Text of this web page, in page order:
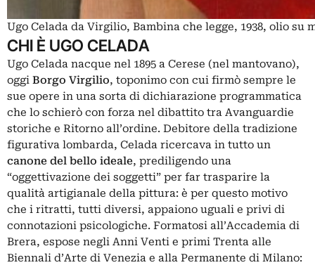
Ugo Celada da Virgilio, Bambina che legge, 1938, olio
CHI È UGO CELADA
Ugo Celada nacque nel 1895 a Cerese (nel mantovano),
oggi Borgo Virgilio, toponimo con cui firmò sempre le
sue opere in una sorta di dichiarazione programmatica
che lo schierò con forza nel dibattito tra Avanguardie
storiche e Ritorno all’ordine. Debitore della tradizione
figurativa lombarda, Celada ricercava in tutto un
canone del bello ideale, prediligendo una
“oggettivazione dei soggetti” per far trasparire la
qualità artigianale della pittura: è per questo motivo
che i ritratti, tutti diversi, appaiono uguali e privi di
connotazioni psicologiche. Formatosi all’Accademia di
Brera, espose negli Anni Venti e primi Trenta alle
Biennali d’Arte di Venezia e alla Permanente di Milano: